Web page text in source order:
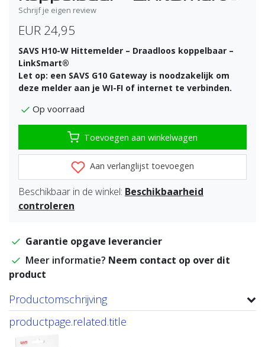
Schrijf je eigen review
EUR 24,95
SAVS H10-W Hittemelder – Draadloos koppelbaar –
LinkSmart®
Let op: een SAVS G10 Gateway is noodzakelijk om
deze melder aan je WI-FI of internet te verbinden.
Op voorraad
Toevoegen aan winkelwagen
Aan verlanglijst toevoegen
Beschikbaar in de winkel: Beschikbaarheid
controleren
Garantie opgave leverancier
Meer informatie? Neem contact op over dit
product
Productomschrijving
productpage.related.title